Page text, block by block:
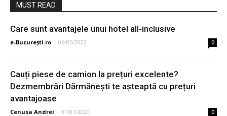
MUST READ
Care sunt avantajele unui hotel all-inclusive
e-București.ro - 06/05/2022 0
Cauți piese de camion la prețuri excelente?
Dezmembrări Dărmănești te așteaptă cu prețuri
avantajoase
Cenusa Andrei - 31/01/2020 0